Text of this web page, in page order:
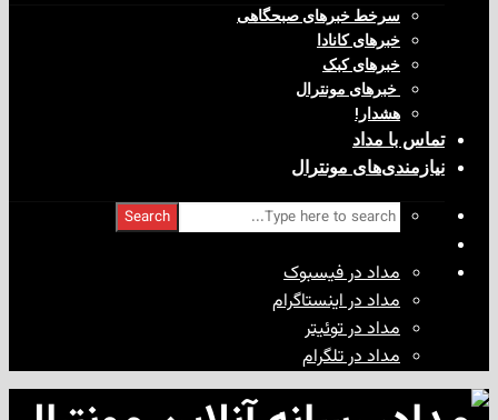
سرخط خبرهای صبحگاهی
خبرهای کانادا
خبرهای کبک
‌ خبرهای مونترال
مداد
مونترال
Search
مداد در فیسبوک
مداد در اینستاگرام
مداد در توئیتر
مداد در تلگرام